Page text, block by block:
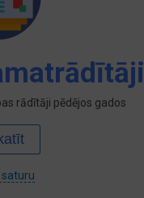
rādītāji pēdējos gados